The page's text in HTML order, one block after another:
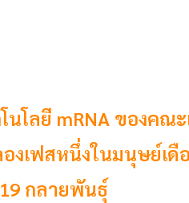
นโลยี mRNA ของค
งเฟสหนึ่งในมนุษย์เ
กลายพันธุ์